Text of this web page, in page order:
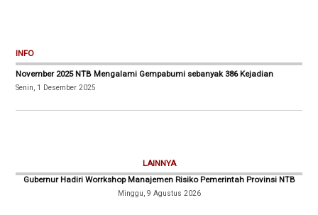
INFO
November 2025 NTB Mengalami Gempabumi sebanyak 386 Kejadian
Senin, 1 Desember 2025
LAINNYA
Gubernur Hadiri Worrkshop Manajemen Risiko Pemerintah Provinsi NTB
Minggu, 9 Agustus 2026